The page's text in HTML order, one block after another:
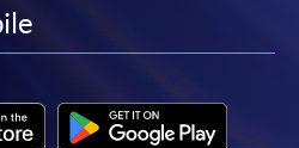
linkedin